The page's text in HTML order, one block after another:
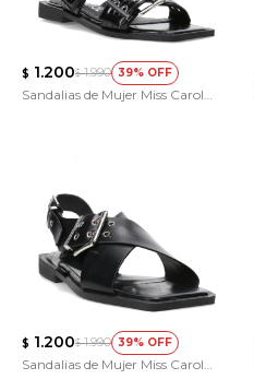
$ 1.200$ 1.990 39
Sandalias de Mujer Miss Carol
$ 1.200$ 1.990 39
Sandalias de Mujer Miss Carol